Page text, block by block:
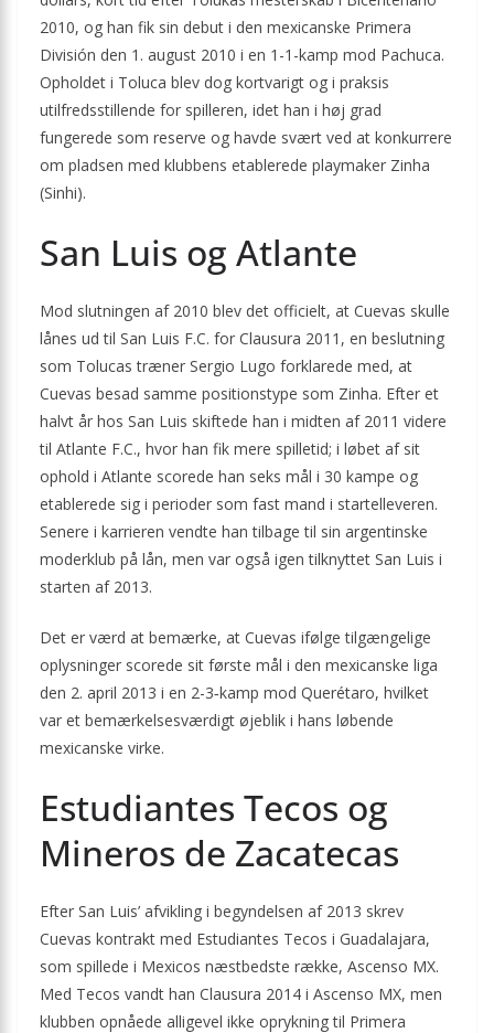
2010, og han fik sin debut i den mexicanske Primera
División den 1. august 2010 i en 1-1-kamp mod Pachuca.
Opholdet i Toluca blev dog kortvarigt og i praksis
utilfredsstillende for spilleren, idet han i høj grad
fungerede som reserve og havde svært ved at konkurrere
om pladsen med klubbens etablerede playmaker Zinha
(Sinhi).
San Luis og Atlante
Mod slutningen af 2010 blev det officielt, at Cuevas skulle
lånes ud til San Luis F.C. for Clausura 2011, en beslutning
som Tolucas træner Sergio Lugo forklarede med, at
Cuevas besad samme positionstype som Zinha. Efter et
halvt år hos San Luis skiftede han i midten af 2011 videre
til Atlante F.C., hvor han fik mere spilletid; i løbet af sit
ophold i Atlante scorede han seks mål i 30 kampe og
etablerede sig i perioder som fast mand i startelleveren.
Senere i karrieren vendte han tilbage til sin argentinske
moderklub på lån, men var også igen tilknyttet San Luis i
starten af 2013.
Det er værd at bemærke, at Cuevas ifølge tilgængelige
oplysninger scorede sit første mål i den mexicanske liga
den 2. april 2013 i en 2-3‑kamp mod Querétaro, hvilket
var et bemærkelsesværdigt øjeblik i hans løbende
mexicanske virke.
Estudiantes Tecos og
Mineros de Zacatecas
Efter San Luis’ afvikling i begyndelsen af 2013 skrev
Cuevas kontrakt med Estudiantes Tecos i Guadalajara,
som spillede i Mexicos næstbedste række, Ascenso MX.
Med Tecos vandt han Clausura 2014 i Ascenso MX, men
klubben opnåede alligevel ikke oprykning til Primera